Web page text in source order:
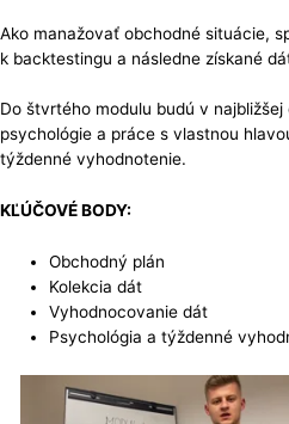
Ako manažovať obchodné situácie,
k backtestingu a následne získané
Do štvrtého modulu budú v
psychológie a práce s vlastnou
týždenné vyhodnotenie.
KĽÚČOVÉ BODY:
Obchodný plán
Kolekcia dát
Vyhodnocovanie dát
Psychológia a týždenné